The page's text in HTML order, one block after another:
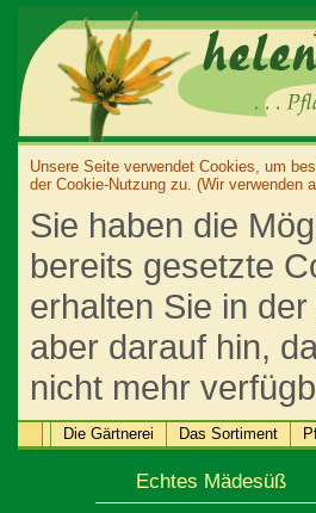
Unsere Seite verwendet Cookies, um
der Cookie-Nutzung zu. (Wir verwenden
Sie haben die
bereits gesetzte
erhalten Sie in
aber darauf hin,
nicht mehr
Die Gärtnerei Das Sortiment
Echtes Mädesüß